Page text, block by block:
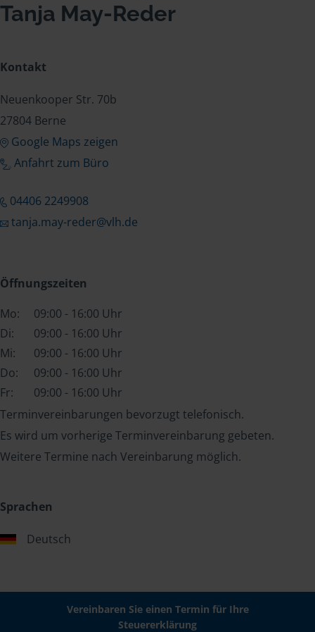
Tanja May-Reder
Kontakt
Neuenkooper Str. 70b
27804 Berne
Google Maps zeigen
Anfahrt zum Büro
04406 2249908
tanja.may-reder@vlh.de
Öffnungszeiten
Mo:
09:00 - 16:00 Uhr
Di:
09:00 - 16:00 Uhr
Mi:
09:00 - 16:00 Uhr
Do:
09:00 - 16:00 Uhr
Fr:
09:00 - 16:00 Uhr
Terminvereinbarungen bevorzugt telefonisch.
Es wird um vorherige Terminvereinbarung gebeten.
Weitere Termine nach Vereinbarung möglich.
Sprachen
Deutsch
Vereinbaren Sie einen Termin für Ihre
Steuererklärung